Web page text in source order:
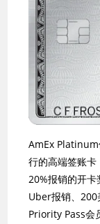
AmEx
行的高端签账
20%报销的开
Uber报销、200
Priority Pass会